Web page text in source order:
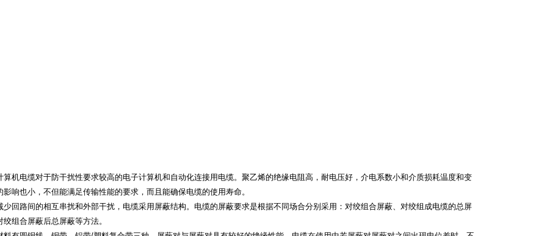
算机电缆对于防干扰性要求较高的电子计算机和自动化连接用电缆。聚乙烯的绝缘电阻高，耐电压好，介电系数小和介质损耗温度和变
影响也小，不但能满足传输性能的要求，而且能确保电缆的使用寿命。
少回路间的相互串扰和外部干扰，电缆采用屏蔽结构。电缆的屏蔽要求是根据不同场合分别采用：对绞组合屏蔽、对绞组成电缆的总屏
绞组合屏蔽后总屏蔽等方法。